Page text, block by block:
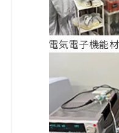
電気電子機能